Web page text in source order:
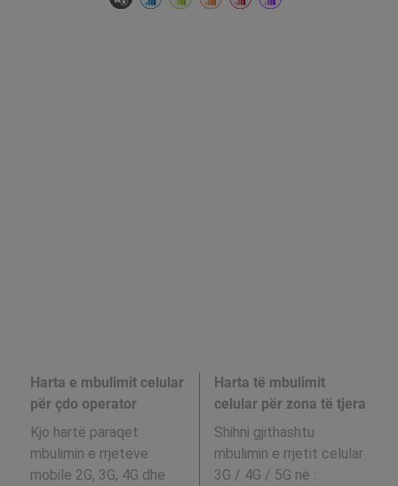
Harta e mbulimit celular
për çdo operator
Kjo hartë paraqet
mbulimin e rrjeteve
mobile 2G, 3G, 4G dhe
Harta të mbulimit
celular për zona të tjera
Shihni gjithashtu
mbulimin e rrjetit celular
3G / 4G / 5G në :